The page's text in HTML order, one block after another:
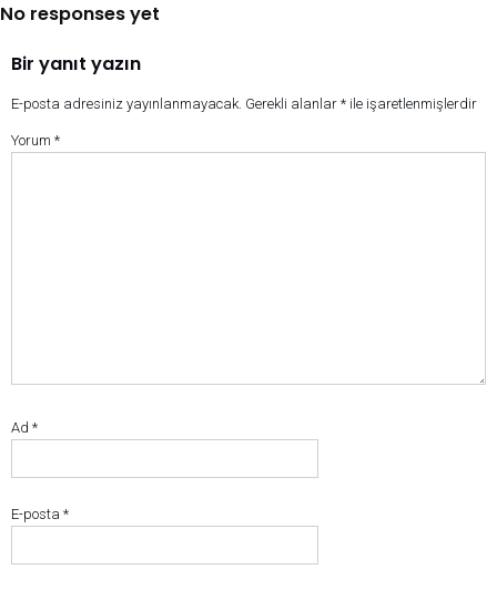
No responses yet
Bir yanıt yazın
E-posta adresiniz yayınlanmayacak. Gerekli alanlar * ile işaretlenmişlerdir
Yorum *
Ad *
E-posta *